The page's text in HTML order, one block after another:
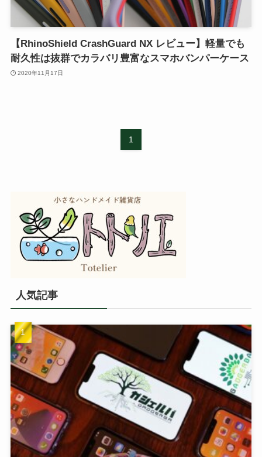
【RhinoShield CrashGuard NX レビュー】軽量でも
耐久性は抜群でカラバリ豊富なスマホバンパーケース
2020年11月17日
1
人気記事